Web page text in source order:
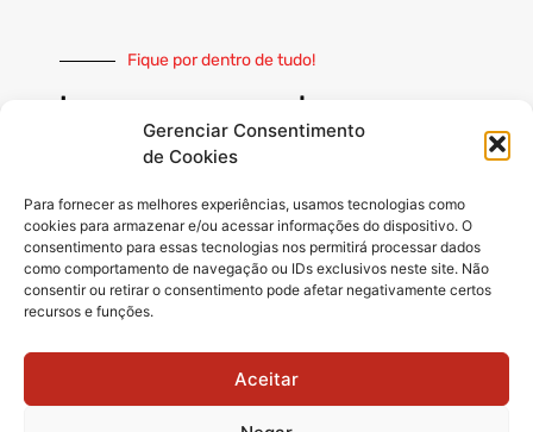
Gerenciar Consentimento
de Cookies
Para fornecer as melhores experiências, usamos tecnologias como
cookies para armazenar e/ou acessar informações do dispositivo. O
consentimento para essas tecnologias nos permitirá processar dados
como comportamento de navegação ou IDs exclusivos neste site. Não
consentir ou retirar o consentimento pode afetar negativamente certos
recursos e funções.
Aceitar
Fique por dentro de tudo!
Inscreva-se e receba nossas
notícias sempre atualizadas
INSCREVER